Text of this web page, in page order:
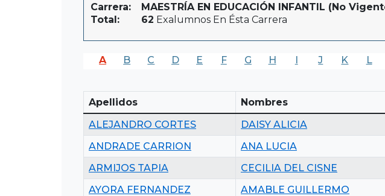
Carrera:
MAESTRÍA EN EDUCACIÓN INFANTIL (No
Total:
62 Exalumnos En Ésta Carrera
A B C D E F G H I J K L
Apellidos Nombres
ALEJANDRO CORTES
DAISY ALICIA
ANDRADE CARRION
ANA LUCIA
ARMIJOS TAPIA
CECILIA DEL CISNE
AYORA FERNANDEZ
AMABLE GUILLERMO